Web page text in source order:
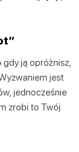
gdy ją opróżnisz,
jest
jednocześnie
zrobi to Twój